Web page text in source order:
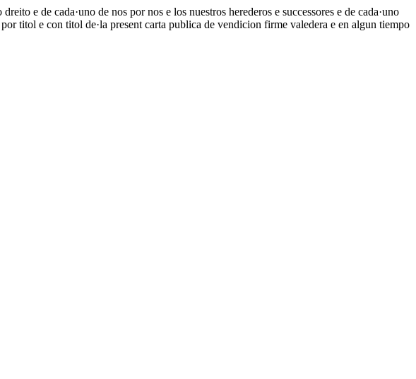
e de cada·uno de nos por nos e los nuestros herederos e successores e de cada·uno
titol e con titol de·la present carta publica de vendicion firme valedera e en algun tiempo